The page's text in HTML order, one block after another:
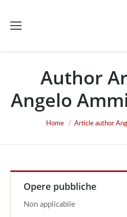
Author
Angelo
You are here:Home Article author
Opere pubbliche
Non applicabile